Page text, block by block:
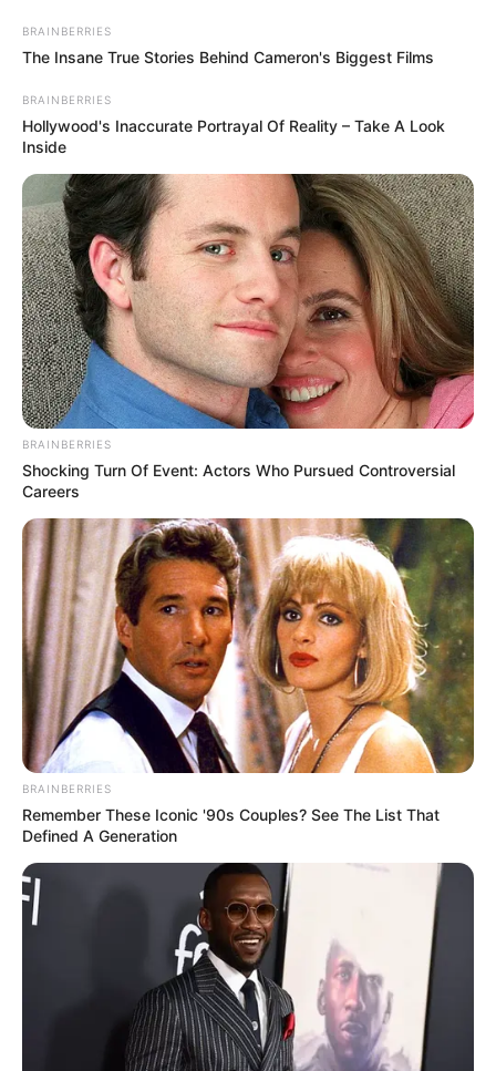
หลายคนที่อยากรู้เกี่ยวกับ
ช่วงเดือนสิงหาคม ปี2556 นี้ ดวงความรัก จะเป็นเช่นไร
สุขสมหวังหรือเจอเนื้อคู่หรือไม่ วันนี้
Horoscope.Mthai.comนำเอา ศาสตร์ไพ่รูปหัวใจ ซึ่ง
ดูดวงความรัก โดยเฉพาะของ อ.เดียร์ มาฝากกันครับ
ดูดวง ความรัก ราศีมังกร (เกิดวันที่ 14 ม.ค. – 13 ก.พ.)
ประจำเดือน สิงหาคม 2556
ดูดวง ความรัก ราศีกุมภ์ (เกิดวันที่ 14 ก.พ. – 13 มี.ค.)
ประจำเดือน สิงหาคม 2556
ดูดวง ความรัก ราศีมีน (เกิดวันที่ 14 มี.ค. – 14 เม.ย.)
ประจำเดือน สิงหาคม 2556
BRAINBERRIES
The Insane True Stories Behind Cameron's Biggest Films
BRAINBERRIES
Hollywood's Inaccurate Portrayal Of Reality – Take A Look
Inside
BRAINBERRIES
Shocking Turn Of Event: Actors Who Pursued Controversial
Careers
BRAINBERRIES
Remember These Iconic '90s Couples? See The List That
Defined A Generation